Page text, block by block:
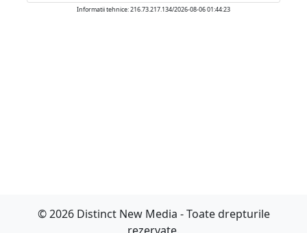
Informatii tehnice: 216.73.217.134/2026-08-06 01:44:23
© 2026 Distinct New Media - Toate drepturile